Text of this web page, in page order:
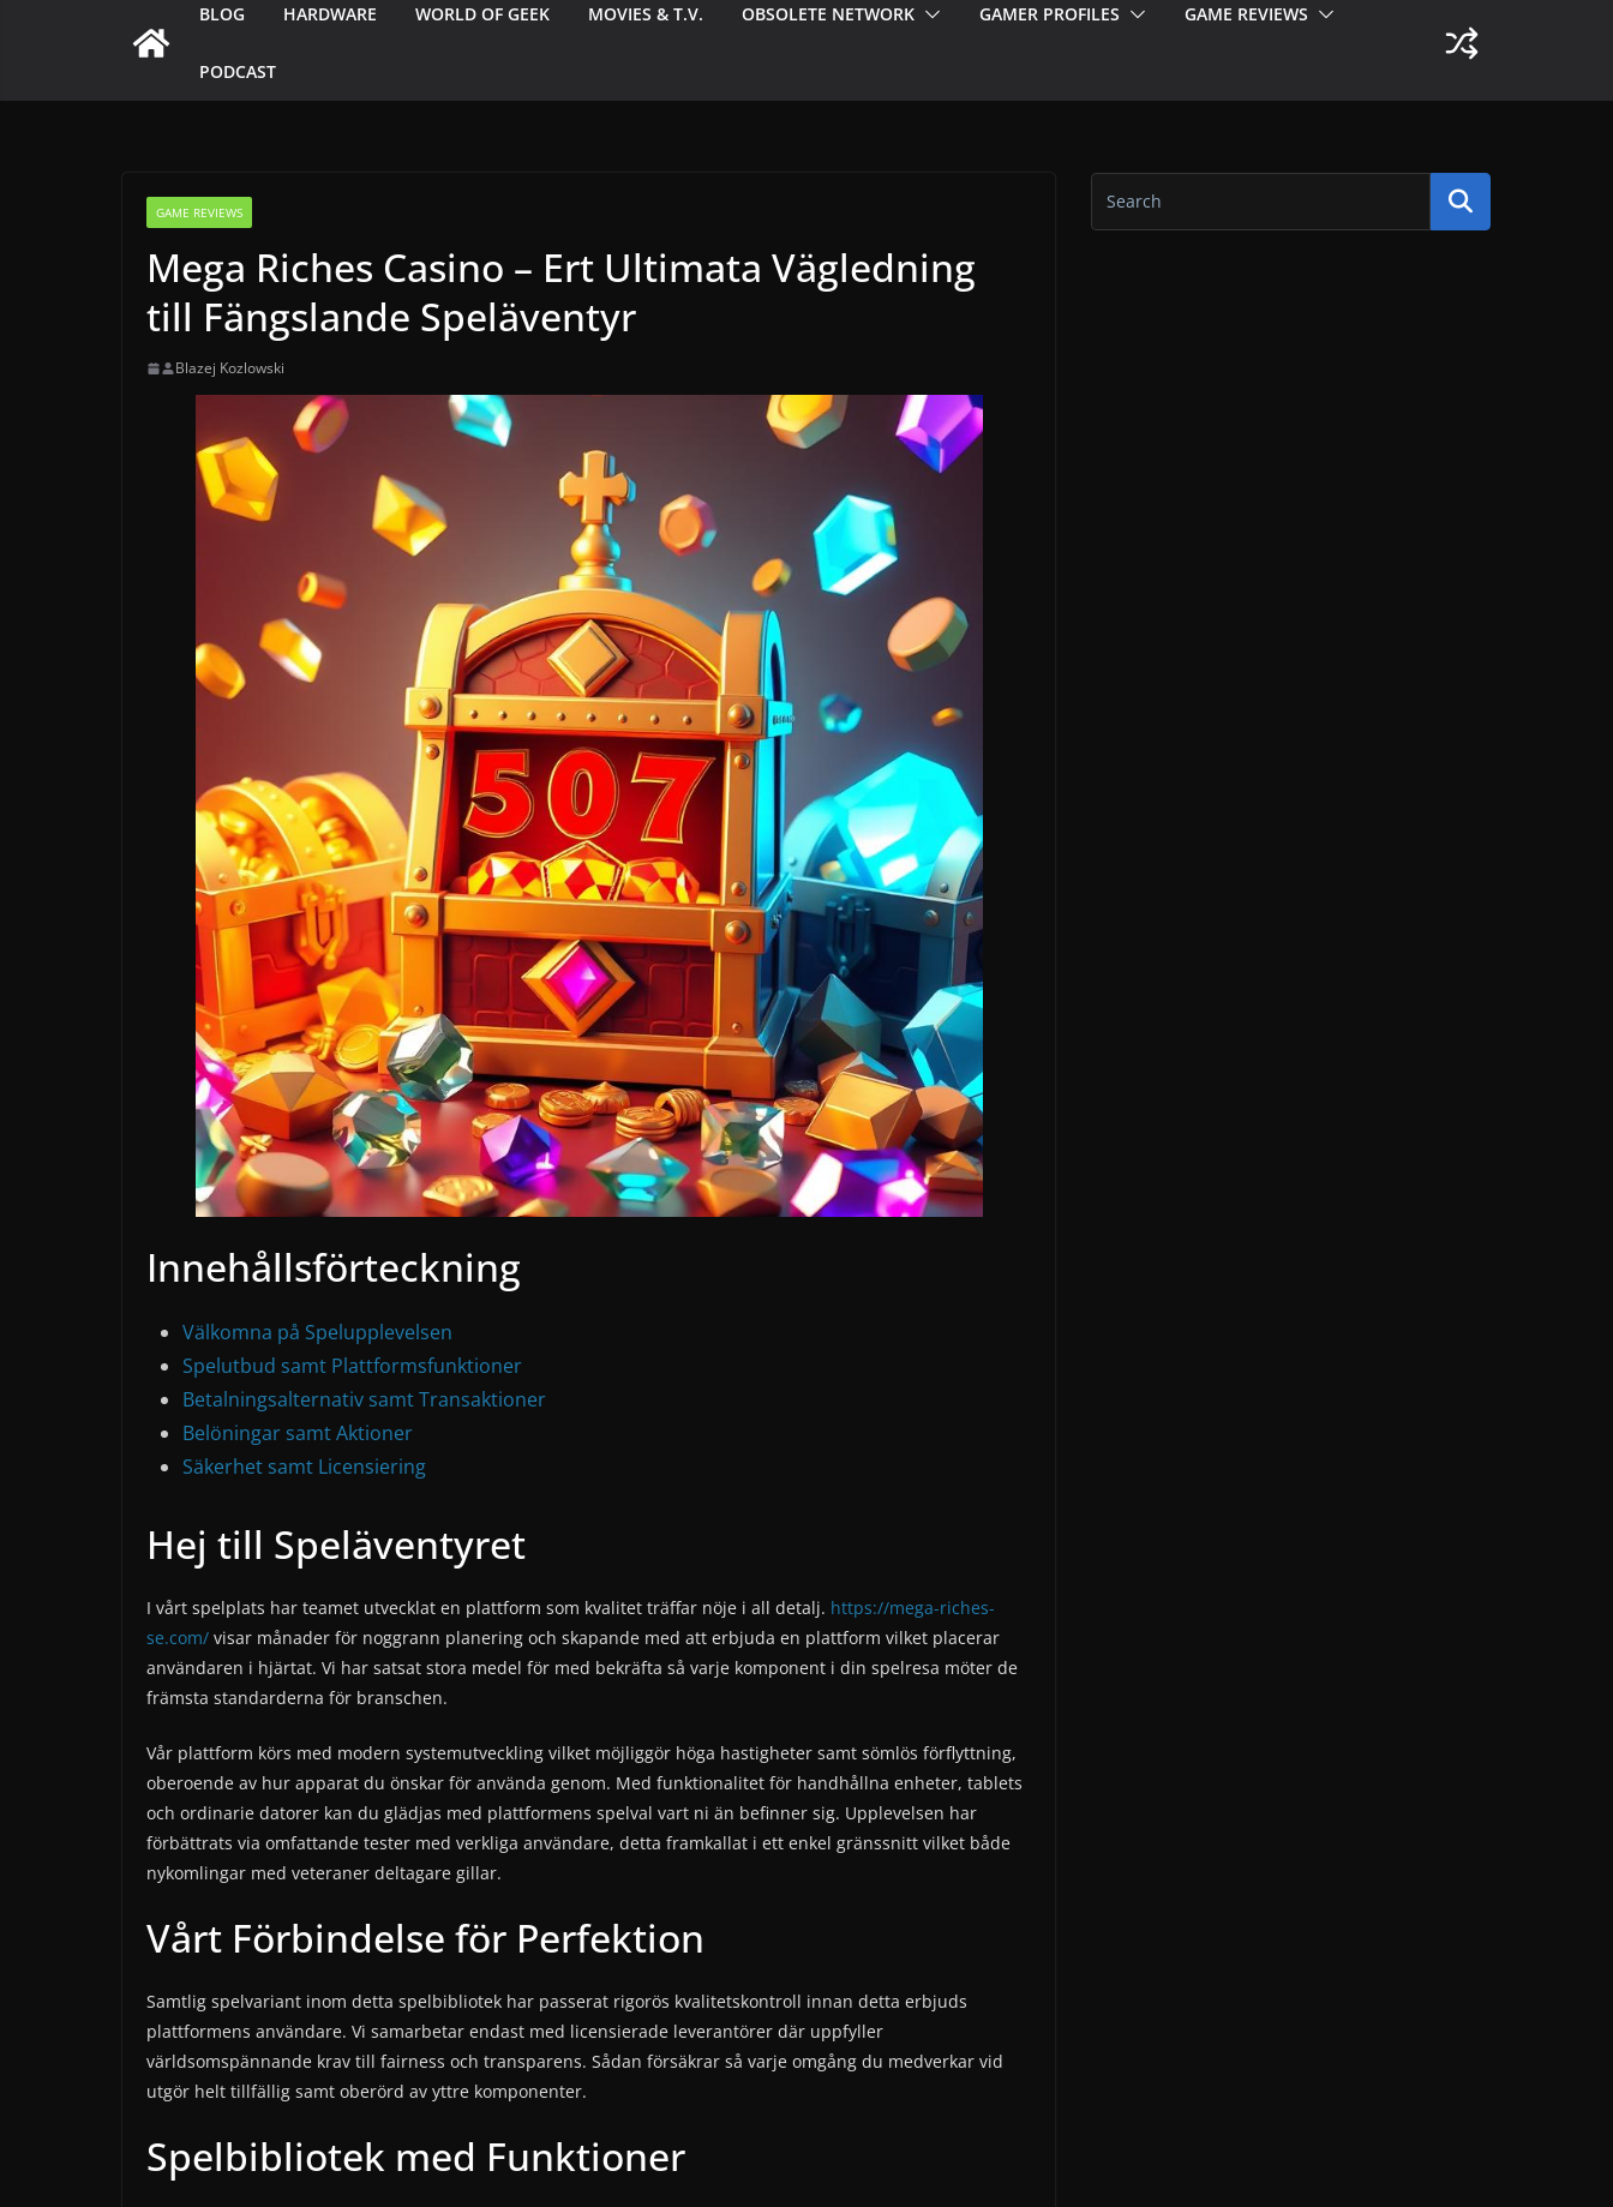
BLOG HARDWARE WORLD OF GEEK MOVIES & T.V. OBSOLETE NETWORK GAMER PROFILES GAME REVIEWS
PODCAST
GAME REVIEWS
Mega Riches Casino – Ert Ultimata Vägledning
till Fängslande Speläventyr
Blazej Kozlowski
Innehållsförteckning
Välkomna på Spelupplevelsen
Spelutbud samt Plattformsfunktioner
Betalningsalternativ samt Transaktioner
Belöningar samt Aktioner
Säkerhet samt Licensiering
Hej till Speläventyret
I vårt spelplats har teamet utvecklat en plattform som kvalitet träffar nöje i all detalj. https://mega-riches-
se.com/ visar månader för noggrann planering och skapande med att erbjuda en plattform vilket placerar
användaren i hjärtat. Vi har satsat stora medel för med bekräfta så varje komponent i din spelresa möter de
främsta standarderna för branschen.
Vår plattform körs med modern systemutveckling vilket möjliggör höga hastigheter samt sömlös förflyttning,
oberoende av hur apparat du önskar för använda genom. Med funktionalitet för handhållna enheter, tablets
och ordinarie datorer kan du glädjas med plattformens spelval vart ni än befinner sig. Upplevelsen har
förbättrats via omfattande tester med verkliga användare, detta framkallat i ett enkel gränssnitt vilket både
nykomlingar med veteraner deltagare gillar.
Vårt Förbindelse för Perfektion
Samtlig spelvariant inom detta spelbibliotek har passerat rigorös kvalitetskontroll innan detta erbjuds
plattformens användare. Vi samarbetar endast med licensierade leverantörer där uppfyller
världsomspännande krav till fairness och transparens. Sådan försäkrar så varje omgång du medverkar vid
utgör helt tillfällig samt oberörd av yttre komponenter.
Spelbibliotek med Funktioner